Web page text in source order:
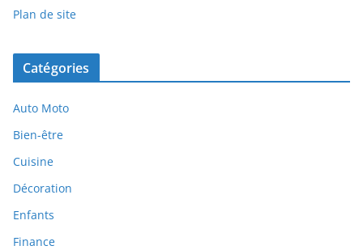
Plan de site
Catégories
Auto Moto
Bien-être
Cuisine
Décoration
Enfants
Finance